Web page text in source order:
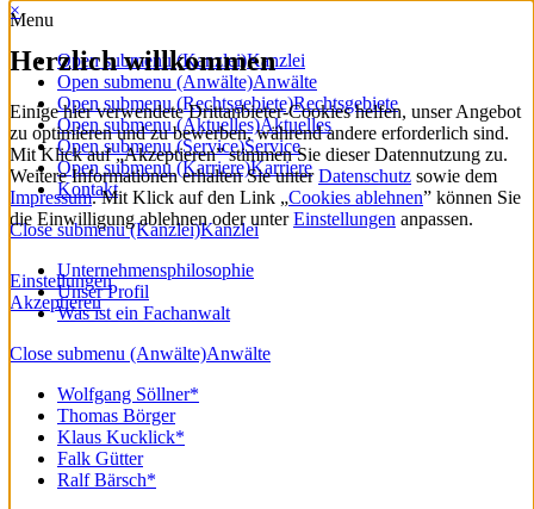
Menu
Open submenu (Kanzlei)Kanzlei
Open submenu (Anwälte)Anwälte
Open submenu (Rechtsgebiete)Rechtsgebiete
Open submenu (Aktuelles)Aktuelles
Open submenu (Service)Service
Open submenu (Karriere)Karriere
Kontakt
Close submenu (Kanzlei)Kanzlei
Unternehmensphilosophie
Unser Profil
Was ist ein Fachanwalt
Close submenu (Anwälte)Anwälte
Wolfgang Söllner*
Thomas Börger
Klaus Kucklick*
Falk Gütter
Ralf Bärsch*
×
Herzlich willkommen
Einige hier verwendete Drittanbieter-Cookies helfen, unser Angebot
zu optimieren und zu bewerben, während andere erforderlich sind.
Mit Klick auf „Akzeptieren” stimmen Sie dieser Datennutzung zu.
Weitere Informationen erhalten Sie unterDatenschutz sowie dem
Impressum. Mit Klick auf den Link „Cookies ablehnen” können Sie
die Einwilligung ablehnen oder unterEinstellungen anpassen.
Einstellungen
Akzeptieren